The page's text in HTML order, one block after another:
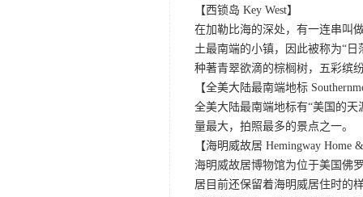
【西锁岛 Key West】
在加勒比海的深处，有一连串叫
土最南端的小镇，因此被称为“
种著青翠欲滴的棕榈树，五彩缤
【全美大陆最南端地标
全美大陆最南端地标有“美国的
量最大，拍照最多的景点之一。
【海明威故居 Hemingway Home
海明威故居博物馆为位于美国佛
居目前还保留着海明威居住时的